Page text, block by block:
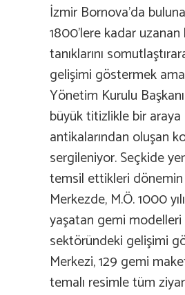
İzmir Bornova’da
1800’lere kadar uzanan
tanıklarını
gelişimi göstermek
Yönetim Kurulu
büyük titizlikle bir
antikalarından oluşan
sergileniyor. Seçkide
temsil ettikleri
Merkezde, M.Ö. 1000
yaşatan gemi
sektöründeki gelişimi
Merkezi, 129 gemi
temalı resimle tüm